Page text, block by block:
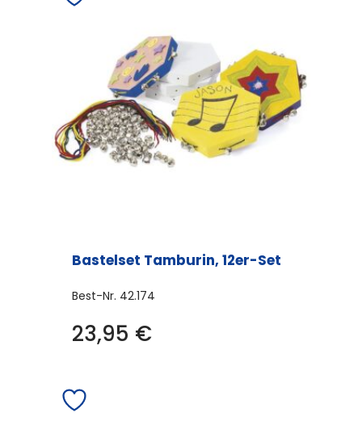
Bastelset Tamburin, 12er-Set
Best-Nr. 42.174
23,95 €